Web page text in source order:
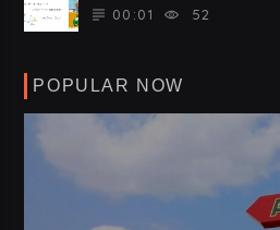
00:01
52
POPULAR NOW